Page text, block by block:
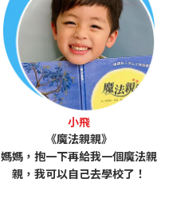
小飛
《魔法親親》
媽媽，抱一下再給我一個魔法親
親，我可以自己去學校了！